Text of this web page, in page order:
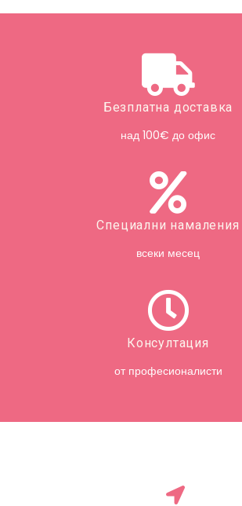
Безплатна доставка
над 100€ до офис
Специални намаления
всеки месец
Консултация
от професионалисти